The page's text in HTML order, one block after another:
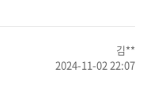
김**
2024-11-02 22:07